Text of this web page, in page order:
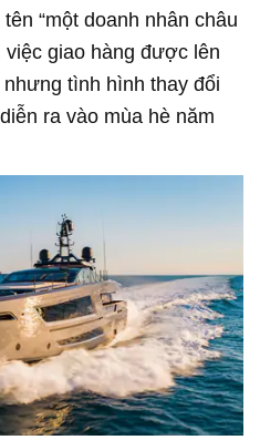
“một doanh nhân châu
việc giao hàng được lên
tình hình thay đổi
ra vào mùa hè năm